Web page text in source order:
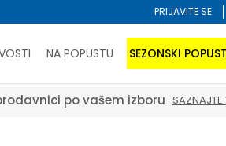
PRIJAVITE SE
NA POPUSTU SEZONSKI
po vašem izboru SAZNAJTE